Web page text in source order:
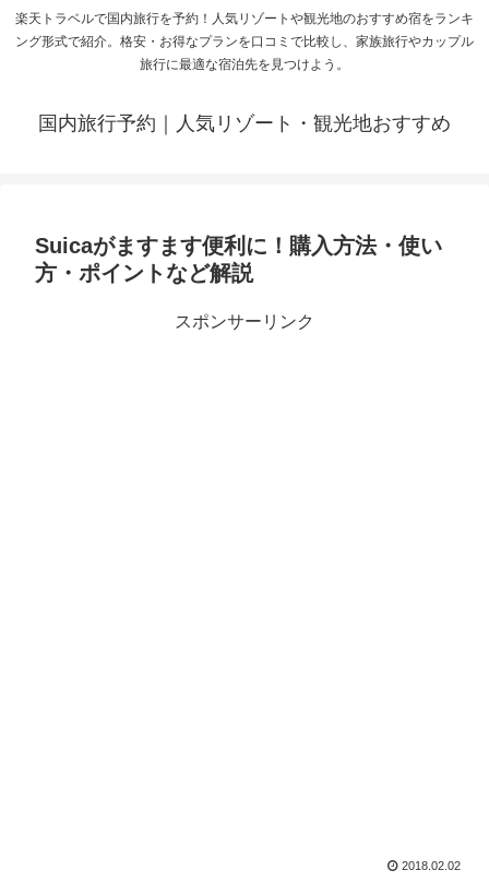
楽天トラベルで国内旅行を予約！人気リゾートや観光地のおすすめ宿をランキ
ング形式で紹介。格安・お得なプランを口コミで比較し、家族旅行やカップル
旅行に最適な宿泊先を見つけよう。
国内旅行予約｜人気リゾート・観光地おすすめ
Suicaがますます便利に！購入方法・使い
方・ポイントなど解説
スポンサーリンク
2018.02.02